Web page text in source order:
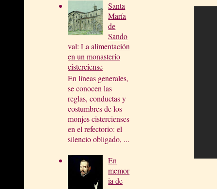
Santa
María
de
Sando
val: La alimentación
en un monasterio
cisterciense
En líneas generales,
se conocen las
reglas, conductas y
costumbres de los
monjes cistercienses
en el refectorio: el
silencio obligado, ...
En
memor
ia de